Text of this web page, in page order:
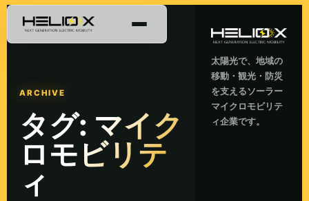
ARCHIVE
タグ: マイク
ロモビリテ
ィ
太陽光で、地域の
移動・観光・防災
を支えるソーラー
マイクロモビリテ
ィ企業です。